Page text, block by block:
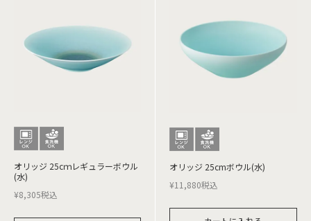
オリッジ 25cｍレギュラーボウル
(水)
¥8,305税込
オリッジ 25cmボウル(水)
¥11,880税込